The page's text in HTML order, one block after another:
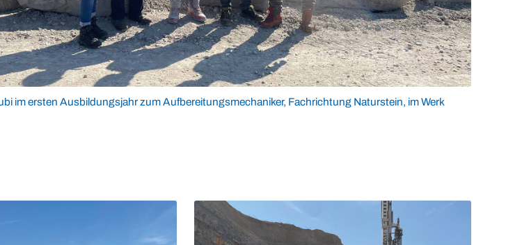
im ersten Ausbildungsjahr zum Aufbereitungsmechaniker, Fachrichtung Naturstein, im Werk